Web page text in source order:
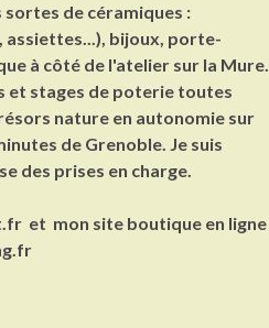
de céramiques :
assiettes...), bijoux, porte-
à côté de l'atelier sur la Mure.
et stages de poterie toutes
nature en autonomie sur
de Grenoble. Je suis
des prises en charge.
et mon site boutique en ligne